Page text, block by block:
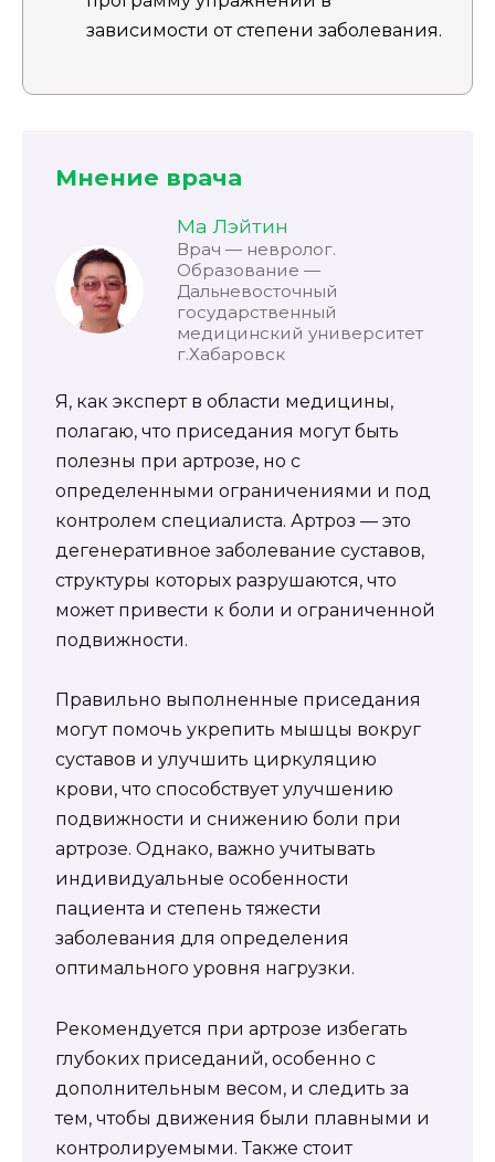
зависимости от степени заболевания.
Мнение врача
Ма Лэйтин
Врач — невролог.
Образование —
Дальневосточный
государственный
медицинский университет
г.Хабаровск
Я, как эксперт в области медицины,
полагаю, что приседания могут быть
полезны при артрозе, но с
определенными ограничениями и под
контролем специалиста. Артроз — это
дегенеративное заболевание суставов,
структуры которых разрушаются, что
может привести к боли и ограниченной
подвижности.
Правильно выполненные приседания
могут помочь укрепить мышцы вокруг
суставов и улучшить циркуляцию
крови, что способствует улучшению
подвижности и снижению боли при
артрозе. Однако, важно учитывать
индивидуальные особенности
пациента и степень тяжести
заболевания для определения
оптимального уровня нагрузки.
Рекомендуется при артрозе избегать
глубоких приседаний, особенно с
дополнительным весом, и следить за
тем, чтобы движения были плавными и
контролируемыми. Также стоит